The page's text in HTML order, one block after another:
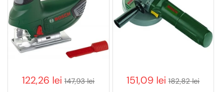
122,26 lei 147,93 lei
151,09 lei 182,82 lei